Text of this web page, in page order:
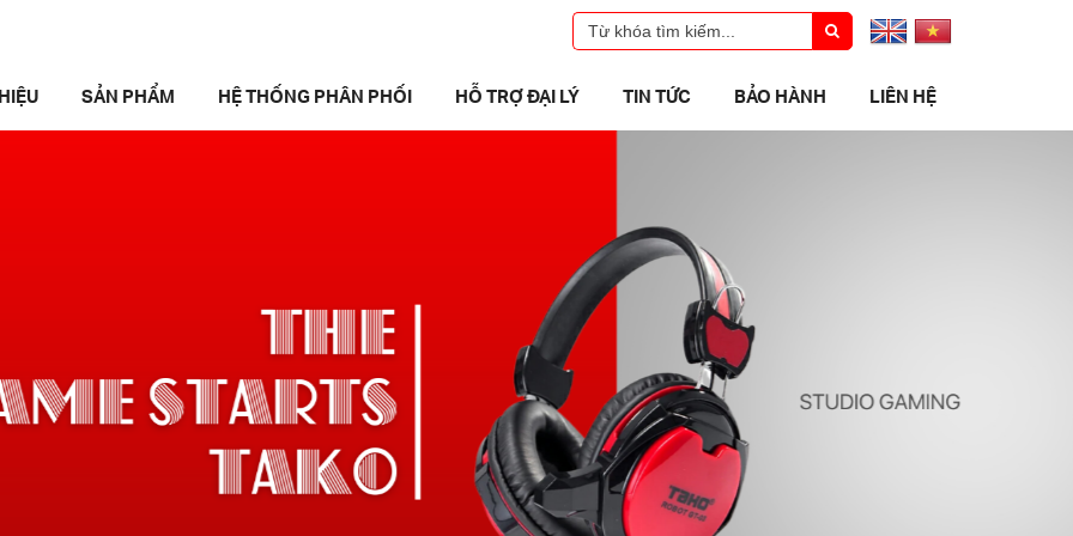
SẢN PHẨM HỆ THỐNG PHÂN PHỐI HỖ TRỢ ĐẠI LÝ TIN TỨC BẢO HÀNH LIÊN HỆ